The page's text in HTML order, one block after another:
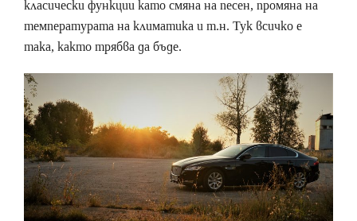
класически функции като смяна на песен, промяна на
температурата на климатика и т.н. Тук всичко е
така, както трябва да бъде.